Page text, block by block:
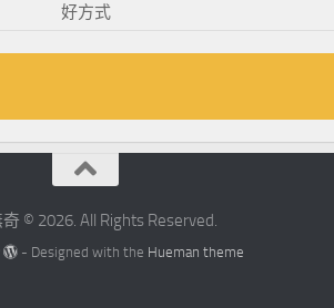
好方式
© 2026. All Rights Reserved.
- Designed with the Hueman theme